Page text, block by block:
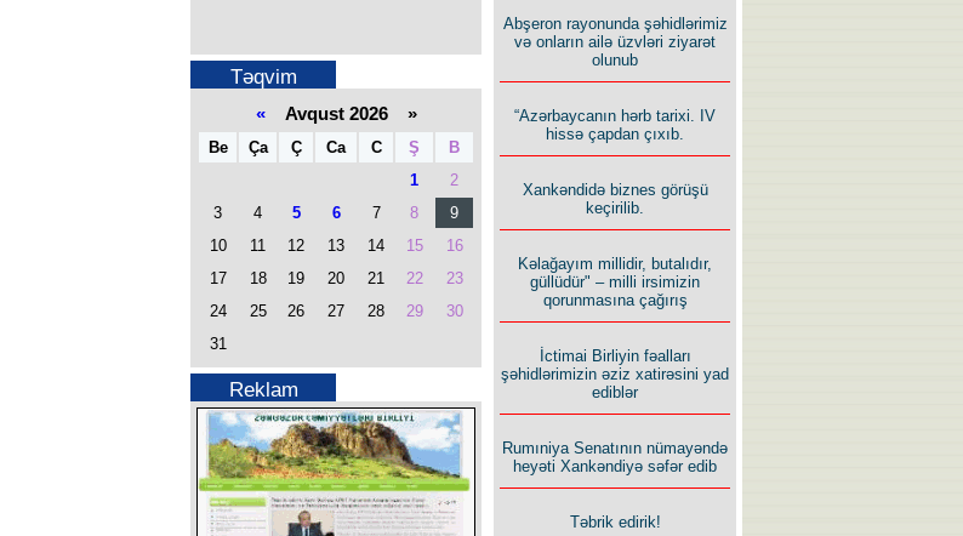
Təqvim
«Avqust 2026 »
Be Ça Ç Ca C Ş
B
1
2
3
4 5 6 7 8
9
10
11 12 13 14 15
16
17
18 19 20 21 22
23
24
25 26 27 28 29
30
31
Reklam
Abşeron rayonunda şəhidlərimiz
və onların ailə üzvləri ziyarət
olunub
“Azərbaycanın hərb tarixi. IV
hissə çapdan çıxıb.
Xankəndidə biznes görüşü
keçirilib.
Kəlağayım millidir, butalıdır,
güllüdür" – milli irsimizin
qorunmasına çağırış
İctimai Birliyin fəalları
şəhidlərimizin əziz xatirəsini yad
ediblər
Rumıniya Senatının nümayəndə
heyəti Xankəndiyə səfər edib
Təbrik edirik!